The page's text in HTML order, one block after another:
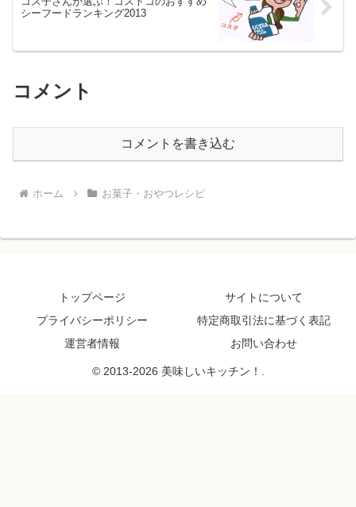
シーフードランキング2013
コメント
コメントを書き込む
ホーム お菓子・おやつレシピ
トップページ
サイトについて
プライバシーポリシー
特定商取引法に基づく表記
運営者情報
お問い合わせ
© 2013-2026 美味しいキッチン！.